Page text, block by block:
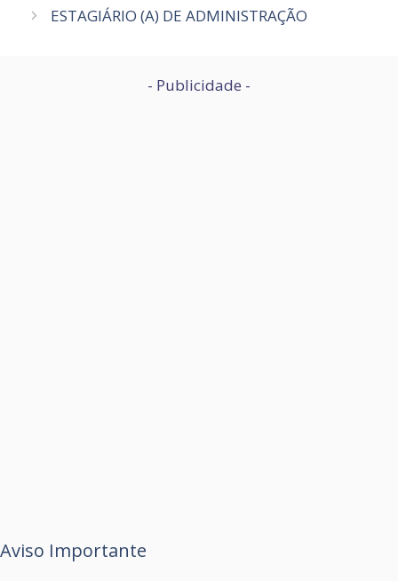
ESTAGIÁRIO (A) DE ADMINISTRAÇÃO
- Publicidade -
Aviso Importante